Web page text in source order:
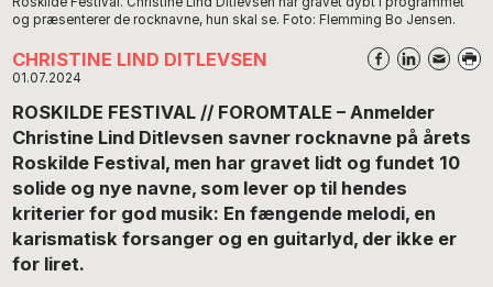
og præsenterer de rocknavne, hun skal se. Foto: Flemming Bo Jensen.
CHRISTINE LIND DITLEVSEN
01.07.2024
ROSKILDE FESTIVAL // FOROMTALE – Anmelder
Christine Lind Ditlevsen savner rocknavne på årets
Roskilde Festival, men har gravet lidt og fundet 10
solide og nye navne, som lever op til hendes
kriterier for god musik: En fængende melodi, en
karismatisk forsanger og en guitarlyd, der ikke er
for liret.